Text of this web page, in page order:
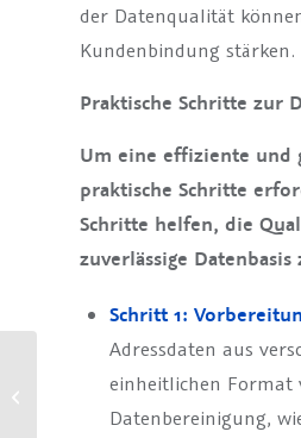
der Datenqualität
Kundenbindung stärken.
Praktische Schritte zur
Um eine effiziente
praktische Schritte
Schritte helfen, die
zuverlässige Datenbasis
Schritt 1:
Adressdaten aus
einheitlichen Format
Datenbereinigung,
Datenanreicherung für
Benchmarking: So
verbessern Sie die